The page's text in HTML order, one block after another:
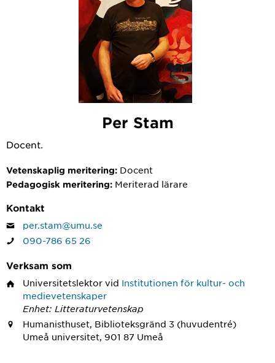
Per Stam
Docent.
Vetenskaplig meritering: Docent
Pedagogisk meritering: Meriterad lärare
Kontakt
per.stam@umu.se
090-786 65 26
Verksam som
Universitetslektor vid Institutionen för kultur- och
medievetenskaper
Enhet: Litteraturvetenskap
Humanisthuset, Biblioteksgränd 3 (huvudentré)
Umeå universitet, 901 87 Umeå